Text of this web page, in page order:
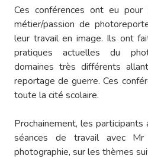
Ces conférences ont eu
métier/passion de
leur travail en image. Ils ont
pratiques actuelles du
domaines très différents
reportage de guerre. Ces
toute la cité scolaire.
Prochainement, les
séances de travail avec Mr
photographie, sur les thèmes